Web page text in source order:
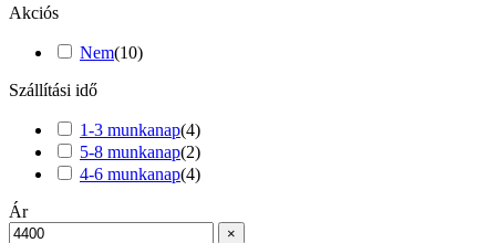
Akciós
Nem(10)
Szállítási idő
1-3 munkanap(4)
5-8 munkanap(2)
4-6 munkanap(4)
Ár
×